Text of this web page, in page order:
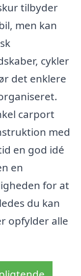
tilbyder
men kan
cykler
det enklere
carport
med
en god idé
en
for at
du kan
opfylder alle